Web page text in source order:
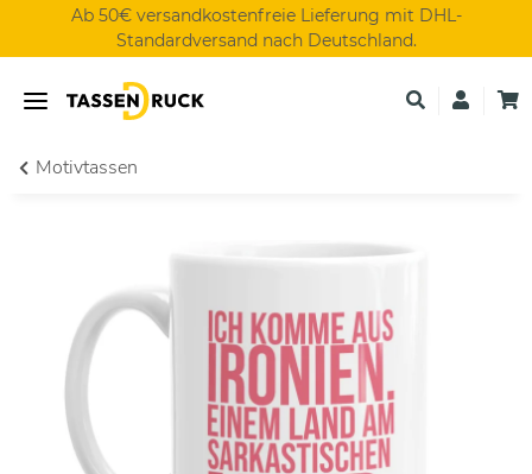
Ab 50€ versandkostenfreie Lieferung mit DHL-
Standardversand nach Deutschland.
Motivtassen